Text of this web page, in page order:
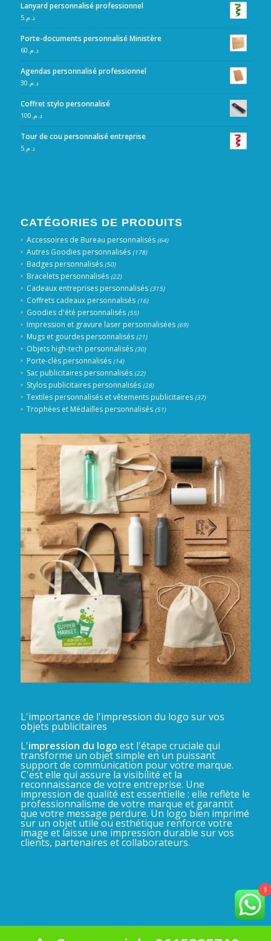
Lanyard personnalisé professionnel
د.م.5
Porte-documents personnalisé Ministère
د.م.60
Agendas personnalisé professionnel
د.م.30
Coffret stylo personnalisé
د.م.100
Tour de cou personnalisé entreprise
د.م.5
CATÉGORIES DE PRODUITS
Accessoires de Bureau personnalisés (64)
Autres Goodies personnalisés (178)
Badges personnalisés (50)
Bracelets personnalisés (22)
Cadeaux entreprises personnalisés (315)
Coffrets cadeaux personnalisés (16)
Goodies d'été personnalisés (55)
Impression et gravure laser personnalisées (69)
Mugs et gourdes personnalisés (21)
Objets high-tech personnalisés (30)
Porte-clés personnalisés (14)
Sac publicitaires personnalisés (22)
Stylos publicitaires personnalisés (28)
Textiles personnalisés et vêtements publicitaires (37)
Trophées et Médailles personnalisés (51)
L'importance de l'impression du logo sur vos
objets publicitaires
L'impression du logo est l'étape cruciale qui
transforme un objet simple en un puissant
support de communication pour votre marque.
C'est elle qui assure la visibilité et la
reconnaissance de votre entreprise. Une
impression de qualité est essentielle : elle reflète le
professionnalisme de votre marque et garantit
que votre message perdure. Un logo bien imprimé
sur un objet utile ou esthétique renforce votre
image et laisse une impression durable sur vos
clients, partenaires et collaborateurs.
1